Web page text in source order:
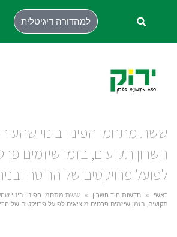
למהדורה דיגיטלית
ששת מתחמי הפינוי בינוי
השרון תקועים, בזמן שיזמים
לפועל פרויקטים של הריסה
ראשי » חדשות הוד השרון »
ששת מתחמי הפינוי בינוי
תקועים, בזמן שיזמים פרטים מוציאים לפועל פרויקטים של